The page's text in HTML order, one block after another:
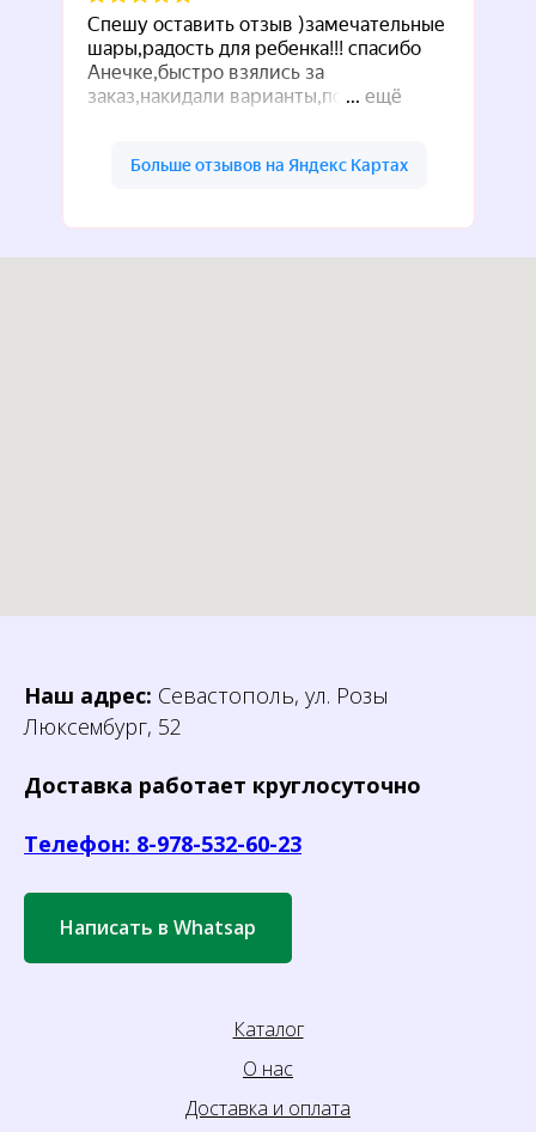
Наш адрес: Севастополь, ул. Розы
Люксембург, 52
Доставка работает круглосуточно
Телефон: 8-978-532-60-23
Написать в Whatsap
Каталог
О нас
Доставка и оплата